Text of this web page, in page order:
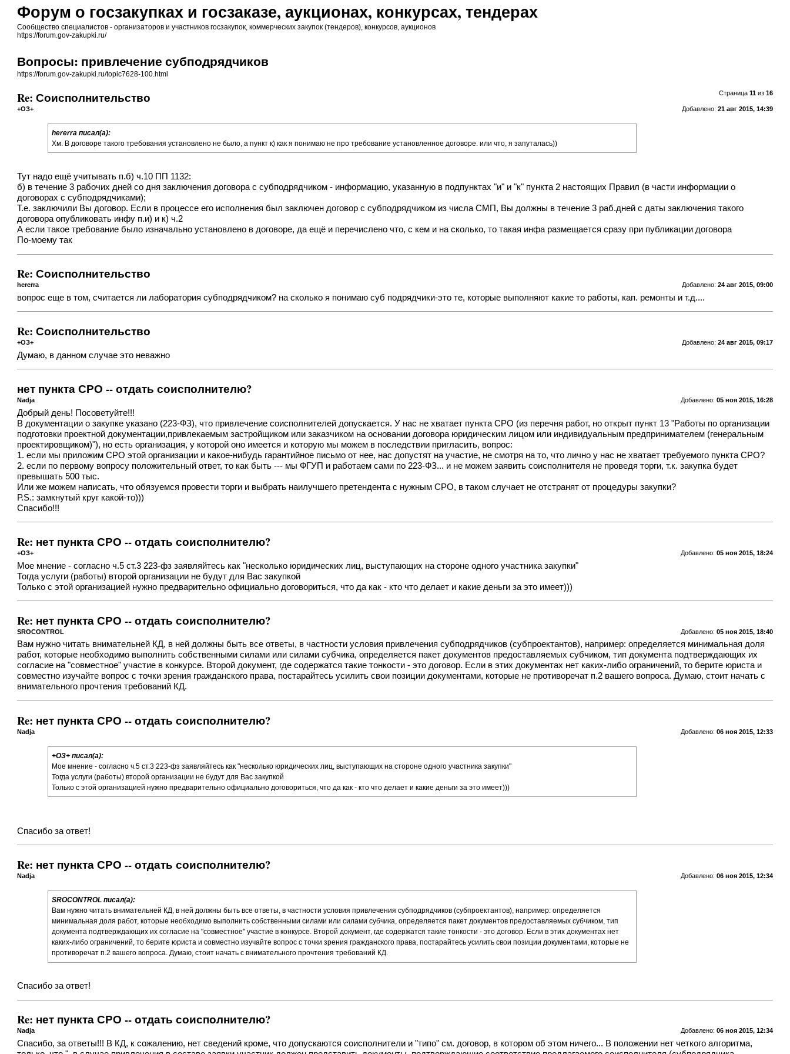
Форум о госзакупках и госзаказе, аукционах, конкурсах, тендерах
Сообщество специалистов - организаторов и участников госзакупок, коммерческих закупок (тендеров), конкурсов, аукционов
https://forum.gov-zakupki.ru/
Вопросы: привлечение субподрядчиков
https://forum.gov-zakupki.ru/topic7628-100.html
Страница 11из 16
Re: Соисполнительство
Добавлено: 21 авг 2015, 14:39
+ОЗ+
hererra писал(а):
Хм. В договоре такого требования установлено не было, а пункт к) как я понимаю не про требование установленное договоре. или что, я запуталась))
Тут надо ещё учитывать п.б) ч.10 ПП 1132:
б) в течение 3 рабочих дней со дня заключения договора с субподрядчиком - информацию, указанную в подпунктах "и" и "к" пункта 2 настоящих Правил (в части информации о
договорах с субподрядчиками);
Т.е. заключили Вы договор. Если в процессе его исполнения был заключен договор с субподрядчиком из числа СМП, Вы должны в течение 3 раб.дней с даты заключения такого
договора опубликовать инфу п.и) и к) ч.2
А если такое требование было изначально установлено в договоре, да ещё и перечислено что, с кем и на сколько, то такая инфа размещается сразу при публикации договора
По-моему так
Re: Соисполнительство
Добавлено: 24 авг 2015, 09:00
hererra
вопрос еще в том, считается ли лаборатория субподрядчиком? на сколько я понимаю суб подрядчики-это те, которые выполняют какие то работы, кап. ремонты и т.д....
Re: Соисполнительство
Добавлено: 24 авг 2015, 09:17
+ОЗ+
Думаю, в данном случае это неважно
нет пункта СРО -- отдать соисполнителю?
Добавлено: 05 ноя 2015, 16:28
Nadja
Добрый день! Посоветуйте!!!
В документации о закупке указано (223-ФЗ), что привлечение соисполнителей допускается. У нас не хватает пункта СРО (из перечня работ, но открыт пункт 13 "Работы по организации
подготовки проектной документации,привлекаемым застройщиком или заказчиком на основании договора юридическим лицом или индивидуальным предпринимателем (генеральным
проектировщиком)"), но есть организация, у которой оно имеется и которую мы можем в последствии пригласить, вопрос:
1. если мы приложим СРО этой организации и какое-нибудь гарантийное письмо от нее, нас допустят на участие, не смотря на то, что лично у нас не хватает требуемого пункта СРО?
2. если по первому вопросу положительный ответ, то как быть --- мы ФГУП и работаем сами по 223-ФЗ... и не можем заявить соисполнителя не проведя торги, т.к. закупка будет
превышать 500 тыс.
Или же можем написать, что обязуемся провести торги и выбрать наилучшего претендента с нужным СРО, в таком случает не отстранят от процедуры закупки?
Р.S.: замкнутый круг какой-то)))
Спасибо!!!
Re: нет пункта СРО -- отдать соисполнителю?
Добавлено: 05 ноя 2015, 18:24
+ОЗ+
Мое мнение - согласно ч.5 ст.3 223-фз заявляйтесь как "несколько юридических лиц, выступающих на стороне одного участника закупки"
Тогда услуги (работы) второй организации не будут для Вас закупкой
Только с этой организацией нужно предварительно официально договориться, что да как - кто что делает и какие деньги за это имеет)))
Re: нет пункта СРО -- отдать соисполнителю?
Добавлено: 05 ноя 2015, 18:40
SROCONTROL
Вам нужно читать внимательней КД, в ней должны быть все ответы, в частности условия привлечения субподрядчиков (субпроектантов), например: определяется минимальная доля
работ, которые необходимо выполнить собственными силами или силами субчика, определяется пакет документов предоставляемых субчиком, тип документа подтверждающих их
согласие на "совместное" участие в конкурсе. Второй документ, где содержатся такие тонкости - это договор. Если в этих документах нет каких-либо ограничений, то берите юриста и
совместно изучайте вопрос с точки зрения гражданского права, постарайтесь усилить свои позиции документами, которые не противоречат п.2 вашего вопроса. Думаю, стоит начать с
внимательного прочтения требований КД.
Re: нет пункта СРО -- отдать соисполнителю?
Добавлено: 06 ноя 2015, 12:33
Nadja
+ОЗ+ писал(а):
Мое мнение - согласно ч.5 ст.3 223-фз заявляйтесь как "несколько юридических лиц, выступающих на стороне одного участника закупки"
Тогда услуги (работы) второй организации не будут для Вас закупкой
Только с этой организацией нужно предварительно официально договориться, что да как - кто что делает и какие деньги за это имеет)))
Спасибо за ответ!
Re: нет пункта СРО -- отдать соисполнителю?
Добавлено: 06 ноя 2015, 12:34
Nadja
SROCONTROL писал(а):
Вам нужно читать внимательней КД, в ней должны быть все ответы, в частности условия привлечения субподрядчиков (субпроектантов), например: определяется
минимальная доля работ, которые необходимо выполнить собственными силами или силами субчика, определяется пакет документов предоставляемых субчиком, тип
документа подтверждающих их согласие на "совместное" участие в конкурсе. Второй документ, где содержатся такие тонкости - это договор. Если в этих документах нет
каких-либо ограничений, то берите юриста и совместно изучайте вопрос с точки зрения гражданского права, постарайтесь усилить свои позиции документами, которые не
противоречат п.2 вашего вопроса. Думаю, стоит начать с внимательного прочтения требований КД.
Спасибо за ответ!
Re: нет пункта СРО -- отдать соисполнителю?
Добавлено: 06 ноя 2015, 12:34
Nadja
Спасибо, за ответы!!! В КД, к сожалению, нет сведений кроме, что допускаются соисполнители и "типо" см. договор, в котором об этом ничего... В положении нет четкого алгоритма,